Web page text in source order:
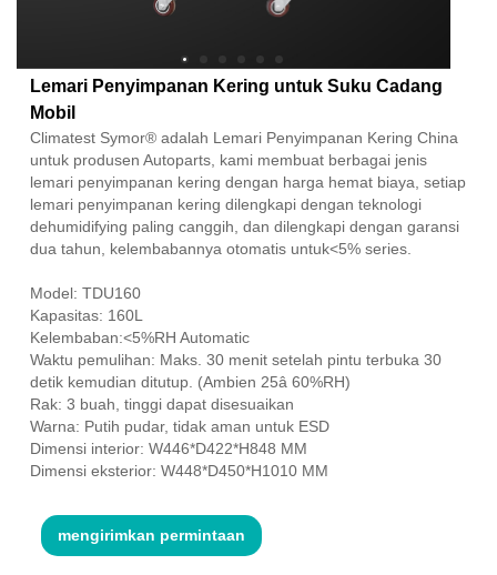
Lemari Penyimpanan Kering untuk Suku Cadang
Mobil
Climatest Symor® adalah Lemari Penyimpanan Kering China
untuk produsen Autoparts, kami membuat berbagai jenis
lemari penyimpanan kering dengan harga hemat biaya, setiap
lemari penyimpanan kering dilengkapi dengan teknologi
dehumidifying paling canggih, dan dilengkapi dengan garansi
dua tahun, kelembabannya otomatis untuk<5% series.
Model: TDU160
Kapasitas: 160L
Kelembaban:<5%RH Automatic
Waktu pemulihan: Maks. 30 menit setelah pintu terbuka 30
detik kemudian ditutup. (Ambien 25â 60%RH)
Rak: 3 buah, tinggi dapat disesuaikan
Warna: Putih pudar, tidak aman untuk ESD
Dimensi interior: W446*D422*H848 MM
Dimensi eksterior: W448*D450*H1010 MM
mengirimkan permintaan